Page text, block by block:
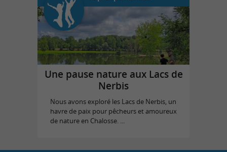
Une pause nature aux Lacs de
Nerbis
Nous avons exploré les Lacs de Nerbis, un
havre de paix pour pêcheurs et amoureux
de nature en Chalosse. ...